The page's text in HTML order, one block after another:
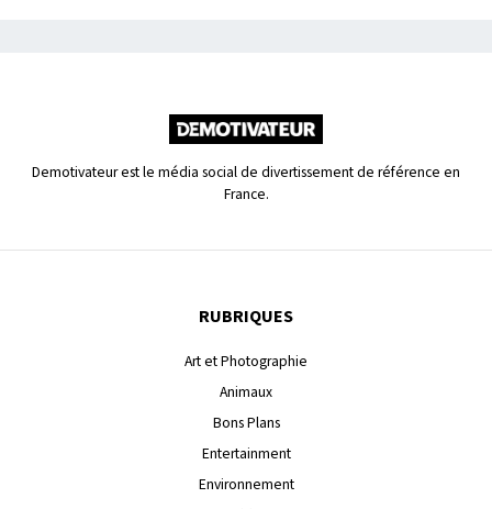
Demotivateur est le média social de divertissement de référence en
France.
RUBRIQUES
Art et Photographie
Animaux
Bons Plans
Entertainment
Environnement